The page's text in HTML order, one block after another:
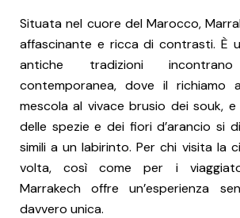
Situata nel cuore del Marocco,
affascinante e ricca di contrasti. È
antiche tradizioni
contemporanea, dove il richiamo
mescola al vivace brusio dei souk,
delle spezie e dei fiori d’arancio si
simili a un labirinto. Per chi visita la
volta, così come per i
Marrakech offre un’esperienza
davvero unica.